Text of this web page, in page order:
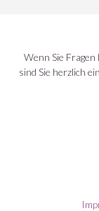
Wenn Sie
sind Sie herzlich